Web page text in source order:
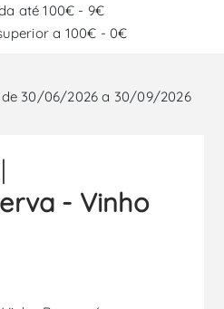
até 100€ - 9€
a 100€ - 0€
de 30/06/2026 a 30/09/2026
- Vinho